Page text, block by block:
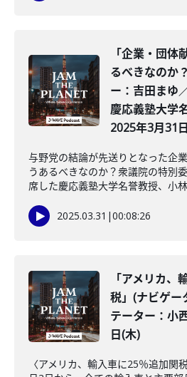
「企業・団体
るべきなのか
ー：吉田まゆ
慶応義塾大学
2025年3月31
与野党の結論が先送りとなった企
うあるべきなのか？衆議院の特別
席した慶応義塾大学名誉教授、小
2025.03.31 |00:08:26
「アメリカ、
税」(ナビゲー
テーター：小
日(木)
〈アメリカ、輸入車に25％追加関